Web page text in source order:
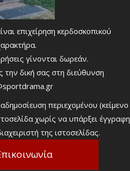
επιχείρηση κερδοσκοπικού
γίνονται δωρεάν.
την δική σας στη διεύθυνση
περιεχομένου (κείμενο
χωρίς να υπάρξει έγγραφη
της ιστοσελίδας.